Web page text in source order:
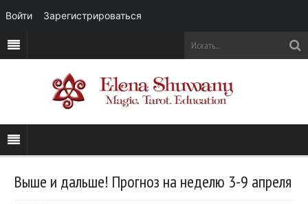
Выше и дальше! Прогноз на неделю 3-9 апреля
Войти Зарегистрироваться